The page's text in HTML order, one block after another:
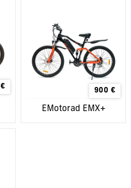
€
900 €
EMotorad EMX+